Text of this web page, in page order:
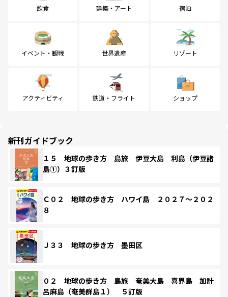
飲食 建築・アート 宿泊
イベント・観戦 世界遺産 リゾート
アクティビティ 鉄道・フライト ショップ
新刊ガイドブック
１５ 地球の歩き方 島旅 伊豆大島 利島（伊豆諸
島①）３訂版
Ｃ０２ 地球の歩き方 ハワイ島 ２０２７～２０２
８
Ｊ３３ 地球の歩き方 墨田区
０２ 地球の歩き方 島旅 奄美大島 喜界島 加計
呂麻島（奄美群島１） ５訂版